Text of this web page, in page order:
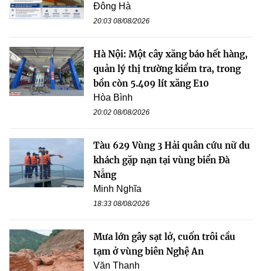
Đông Hà
20:03 08/08/2026
Hà Nội: Một cây xăng báo hết hàng,
quản lý thị trường kiểm tra, trong
bồn còn 5.409 lít xăng E10
Hòa Bình
20:02 08/08/2026
Tàu 629 Vùng 3 Hải quân cứu nữ du
khách gặp nạn tại vùng biển Đà
Nẵng
Minh Nghĩa
18:33 08/08/2026
Mưa lớn gây sạt lở, cuốn trôi cầu
tạm ở vùng biên Nghệ An
Văn Thanh